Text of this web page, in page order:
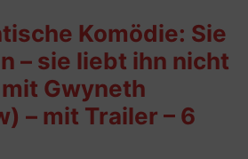
Komödie: Sie
– sie liebt ihn nicht
Gwyneth
– mit Trailer – 6